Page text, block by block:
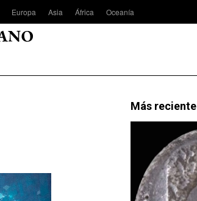
Europa Asia África Oceanía
Más reciente